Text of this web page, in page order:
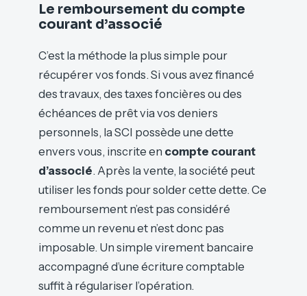
Le remboursement du compte
courant d’associé
C’est la méthode la plus simple pour
récupérer vos fonds. Si vous avez financé
des travaux, des taxes foncières ou des
échéances de prêt via vos deniers
personnels, la SCI possède une dette
envers vous, inscrite en compte courant
d’associé. Après la vente, la société peut
utiliser les fonds pour solder cette dette. Ce
remboursement n’est pas considéré
comme un revenu et n’est donc pas
imposable. Un simple virement bancaire
accompagné d’une écriture comptable
suffit à régulariser l’opération.